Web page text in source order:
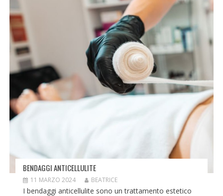
BENDAGGI ANTICELLULITE
11 MARZO 2024 BEATRICE
I bendaggi anticellulite sono un trattamento estetico